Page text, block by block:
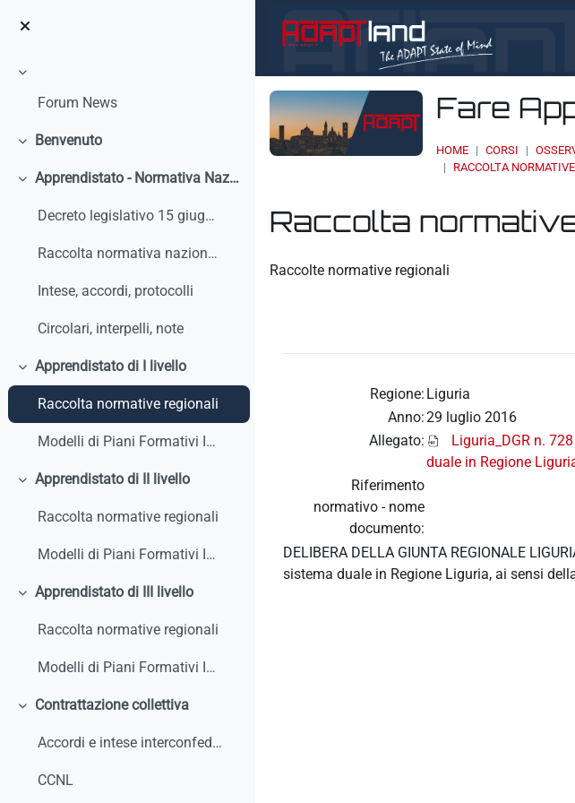
Minimizza
Forum News
Minimizza
Benvenuto
Minimizza
Apprendistato - Normativa Nazionale
Decreto legislativo 15 giugno 2015, n. 81 - Discip...
Raccolta normativa nazionale
Intese, accordi, protocolli
Circolari, interpelli, note
Minimizza
Apprendistato di I livello
Raccolta normative regionali
Modelli di Piani Formativi Individuali
Minimizza
Apprendistato di II livello
Raccolta normative regionali
Modelli di Piani Formativi Individuali
Minimizza
Apprendistato di III livello
Raccolta normative regionali
Modelli di Piani Formativi Individuali
Minimizza
Contrattazione collettiva
Accordi e intese interconfederali
CCNL
Fare
HOME CORSI
RACCOLTA
Raccolta
Raccolte normative regionali
Regione: Liguria
Anno:29 luglio 2016
Allegato:
Liguria_DGR n.
duale in Regione
Riferimento
normativo - nome
documento:
DELIBERA DELLA GIUNTA REGIONALE
sistema duale in Regione Liguria, ai sensi